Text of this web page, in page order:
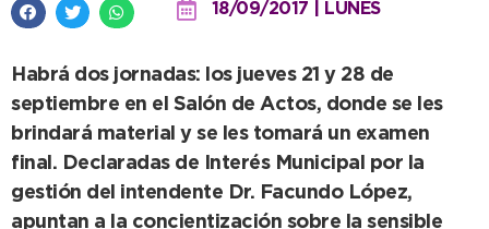
18/09/2017 | LUNES
Habrá dos jornadas: los jueves 21 y 28 de
septiembre en el Salón de Actos, donde se les
brindará material y se les tomará un examen
final. Declaradas de Interés Municipal por la
gestión del intendente Dr. Facundo López,
apuntan a la concientización sobre la sensible